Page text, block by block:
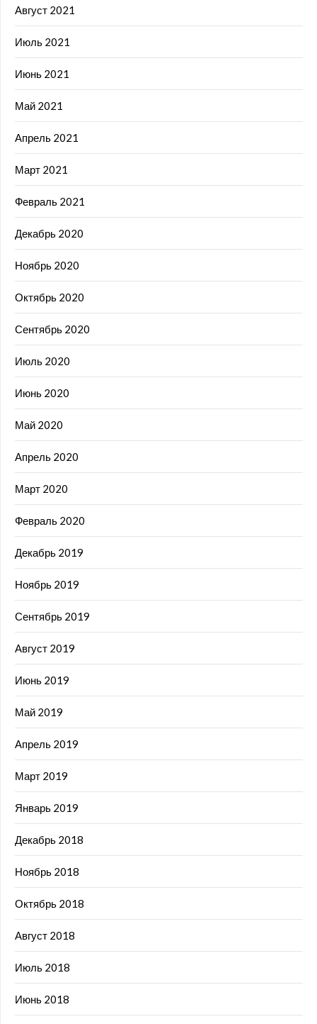
Август 2021
Июль 2021
Июнь 2021
Май 2021
Апрель 2021
Март 2021
Февраль 2021
Декабрь 2020
Ноябрь 2020
Октябрь 2020
Сентябрь 2020
Июль 2020
Июнь 2020
Май 2020
Апрель 2020
Март 2020
Февраль 2020
Декабрь 2019
Ноябрь 2019
Сентябрь 2019
Август 2019
Июнь 2019
Май 2019
Апрель 2019
Март 2019
Январь 2019
Декабрь 2018
Ноябрь 2018
Октябрь 2018
Август 2018
Июль 2018
Июнь 2018